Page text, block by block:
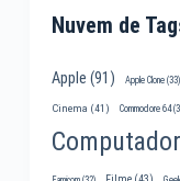
Nuvem de
Apple (91) Apple Clone(33)
Cinema (41) Commodore 64